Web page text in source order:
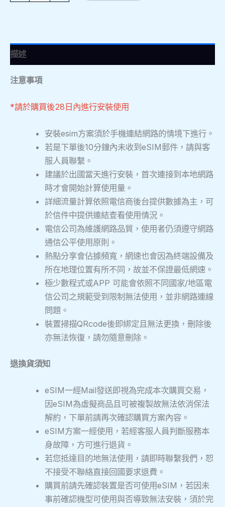
描述
注意事項
*請於購買後28日內進行安裝使用
安裝esim方案須於手機連結網路的情境下進行。
若是下單後10分鐘內未收到eSIM郵件，請與客
服人員聯繫。
建議於出國當天進行安裝，首次連接到本地網路
時才會開始計算使用量。
詳細流量計算依照電信商後台提供數據為主，可
於信件中提供連結查看使用情況。
電信公司為維護網路品質，使用者仍須遵守網路
通信公平使用原則。
熱點分享會佔據頻寬，網速也會因為終端設備及
所在地理位置有所不同，故並不保證最低網速。
極少數程式或APP 可能會依照不同國家/地區電
信公司之規範受到限制無法使用，並非網路連線
問題。
裝置掃描QRcode後即綁定且無法更換，刪除後
亦無法恢復，請勿隨意刪除。
退換貨須知
eSIM一經Mail發送即視為完成本次購買交易，
因eSIM為虛擬商品且可被複製故無法依消保法
解約，下單前請再次確認購買方案內容。
eSIM方案一經使用，若經客服人員判斷服務本
身故障，方可進行退貨。
若您抵達目的地無法使用，請即時聯繫我們，恕
不接受不聯絡直接回國要求退費。
購買前請先確認裝置是否可使用eSIM，若因未
事前確認機型可使用與否導致無法安裝，須於完